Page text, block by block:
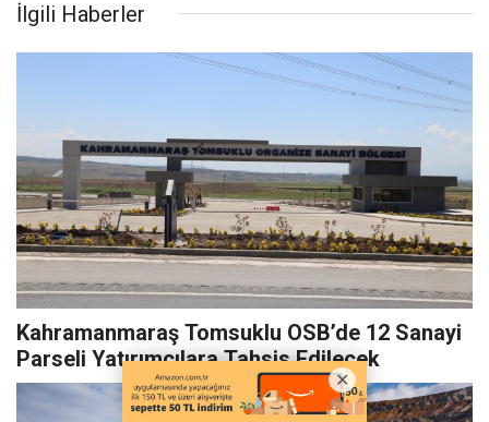
İlgili Haberler
Kahramanmaraş Tomsuklu OSB’de 12 Sanayi
Parseli Yatırımcılara Tahsis Edilecek